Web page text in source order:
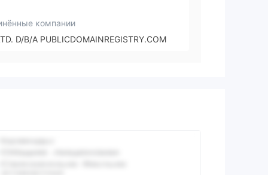
компании
D/B/A PUBLICDOMAINREGISTRY.COM